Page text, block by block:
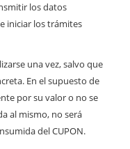
los datos
iniciar los trámites
una vez, salvo que
En el supuesto de
por su valor o no se
al mismo, no será
del CUPON.